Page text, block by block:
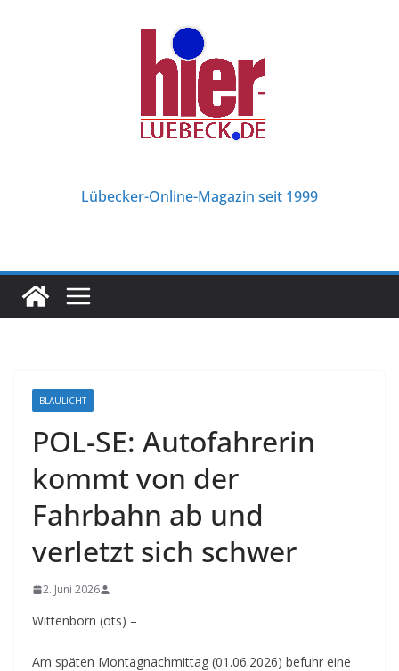
Lübecker-Online-Magazin seit 1999
BLAULICHT
POL-SE: Autofahrerin
kommt von der
Fahrbahn ab und
verletzt sich schwer
2. Juni 2026
Wittenborn (ots) –
Am späten Montagnachmittag (01.06.2026) befuhr eine